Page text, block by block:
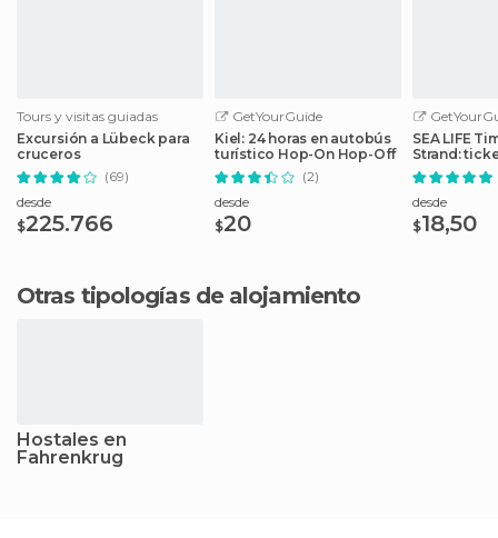
Tours y visitas guiadas
Excursión a Lübeck para
cruceros
(69)
desde
$225.766
GetYourGuide
Kiel: 24 horas en autobús
turístico Hop-On Hop-Off
(2)
desde
$20
SEA LIFE
Strand:
desde
$18,50
Otras tipologías de alojamiento
Hostales en
Fahrenkrug